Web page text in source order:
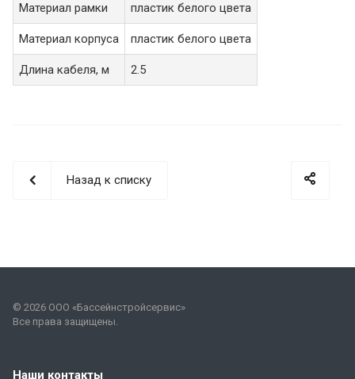
Материал рамки пластик белого цвета
Материал корпуса пластик белого цвета
Длина кабеля, м 2.5
Назад к списку
© 2026 ООО «Бассейнстройсервис»
Все права защищены.
Наши контакты